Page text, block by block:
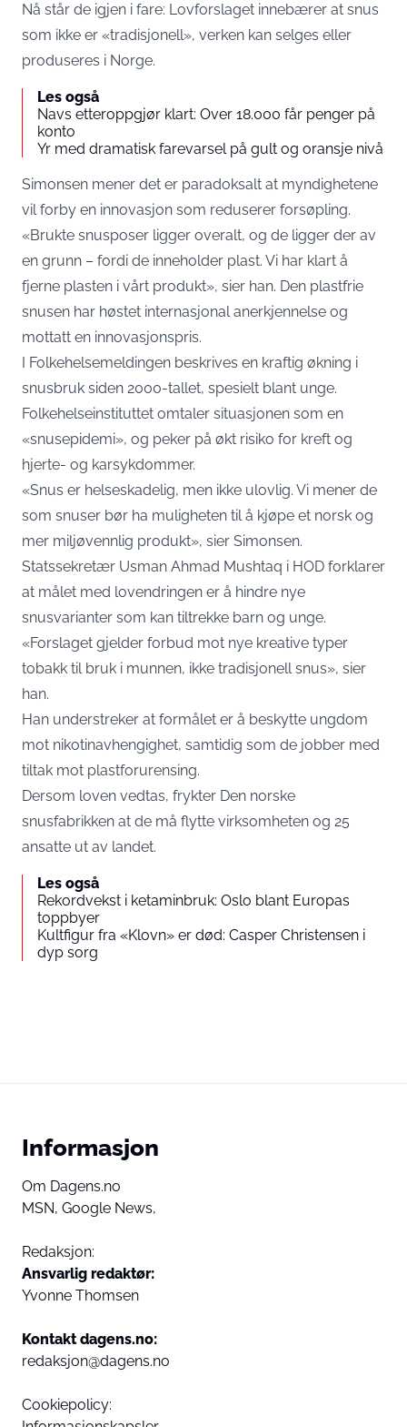
Nå står de igjen i fare: Lovforslaget innebærer at snus
som ikke er «tradisjonell», verken kan selges eller
produseres i Norge.
Les også
Navs etteroppgjør klart: Over 18.000 får penger på
konto
Yr med dramatisk farevarsel på gult og oransje nivå
Simonsen mener det er paradoksalt at myndighetene
vil forby en innovasjon som reduserer forsøpling.
«Brukte snusposer ligger overalt, og de ligger der av
en grunn – fordi de inneholder plast. Vi har klart å
fjerne plasten i vårt produkt», sier han. Den plastfrie
snusen har høstet internasjonal anerkjennelse og
mottatt en innovasjonspris.
I Folkehelsemeldingen beskrives en kraftig økning i
snusbruk siden 2000-tallet, spesielt blant unge.
Folkehelseinstituttet omtaler situasjonen som en
«snusepidemi», og peker på økt risiko for kreft og
hjerte- og karsykdommer.
«Snus er helseskadelig, men ikke ulovlig. Vi mener de
som snuser bør ha muligheten til å kjøpe et norsk og
mer miljøvennlig produkt», sier Simonsen.
Statssekretær Usman Ahmad Mushtaq i HOD forklarer
at målet med lovendringen er å hindre nye
snusvarianter som kan tiltrekke barn og unge.
«Forslaget gjelder forbud mot nye kreative typer
tobakk til bruk i munnen, ikke tradisjonell snus», sier
han.
Han understreker at formålet er å beskytte ungdom
mot nikotinavhengighet, samtidig som de jobber med
tiltak mot plastforurensing.
Dersom loven vedtas, frykter Den norske
snusfabrikken at de må flytte virksomheten og 25
ansatte ut av landet.
Les også
Rekordvekst i ketaminbruk: Oslo blant Europas
toppbyer
Kultfigur fra «Klovn» er død: Casper Christensen i
dyp sorg
Informasjon
Om Dagens.no
MSN, Google News,
Redaksjon:
Ansvarlig redaktør:
Yvonne Thomsen
Kontakt dagens.no:
redaksjon@dagens.no
Cookiepolicy: